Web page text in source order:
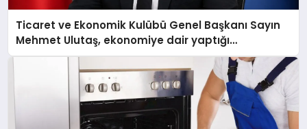
Ticaret ve Ekonomik Kulübü Genel Başkanı Sayın
Mehmet Ulutaş, ekonomiye dair yaptığı
açıklamada şunları kaydetti: